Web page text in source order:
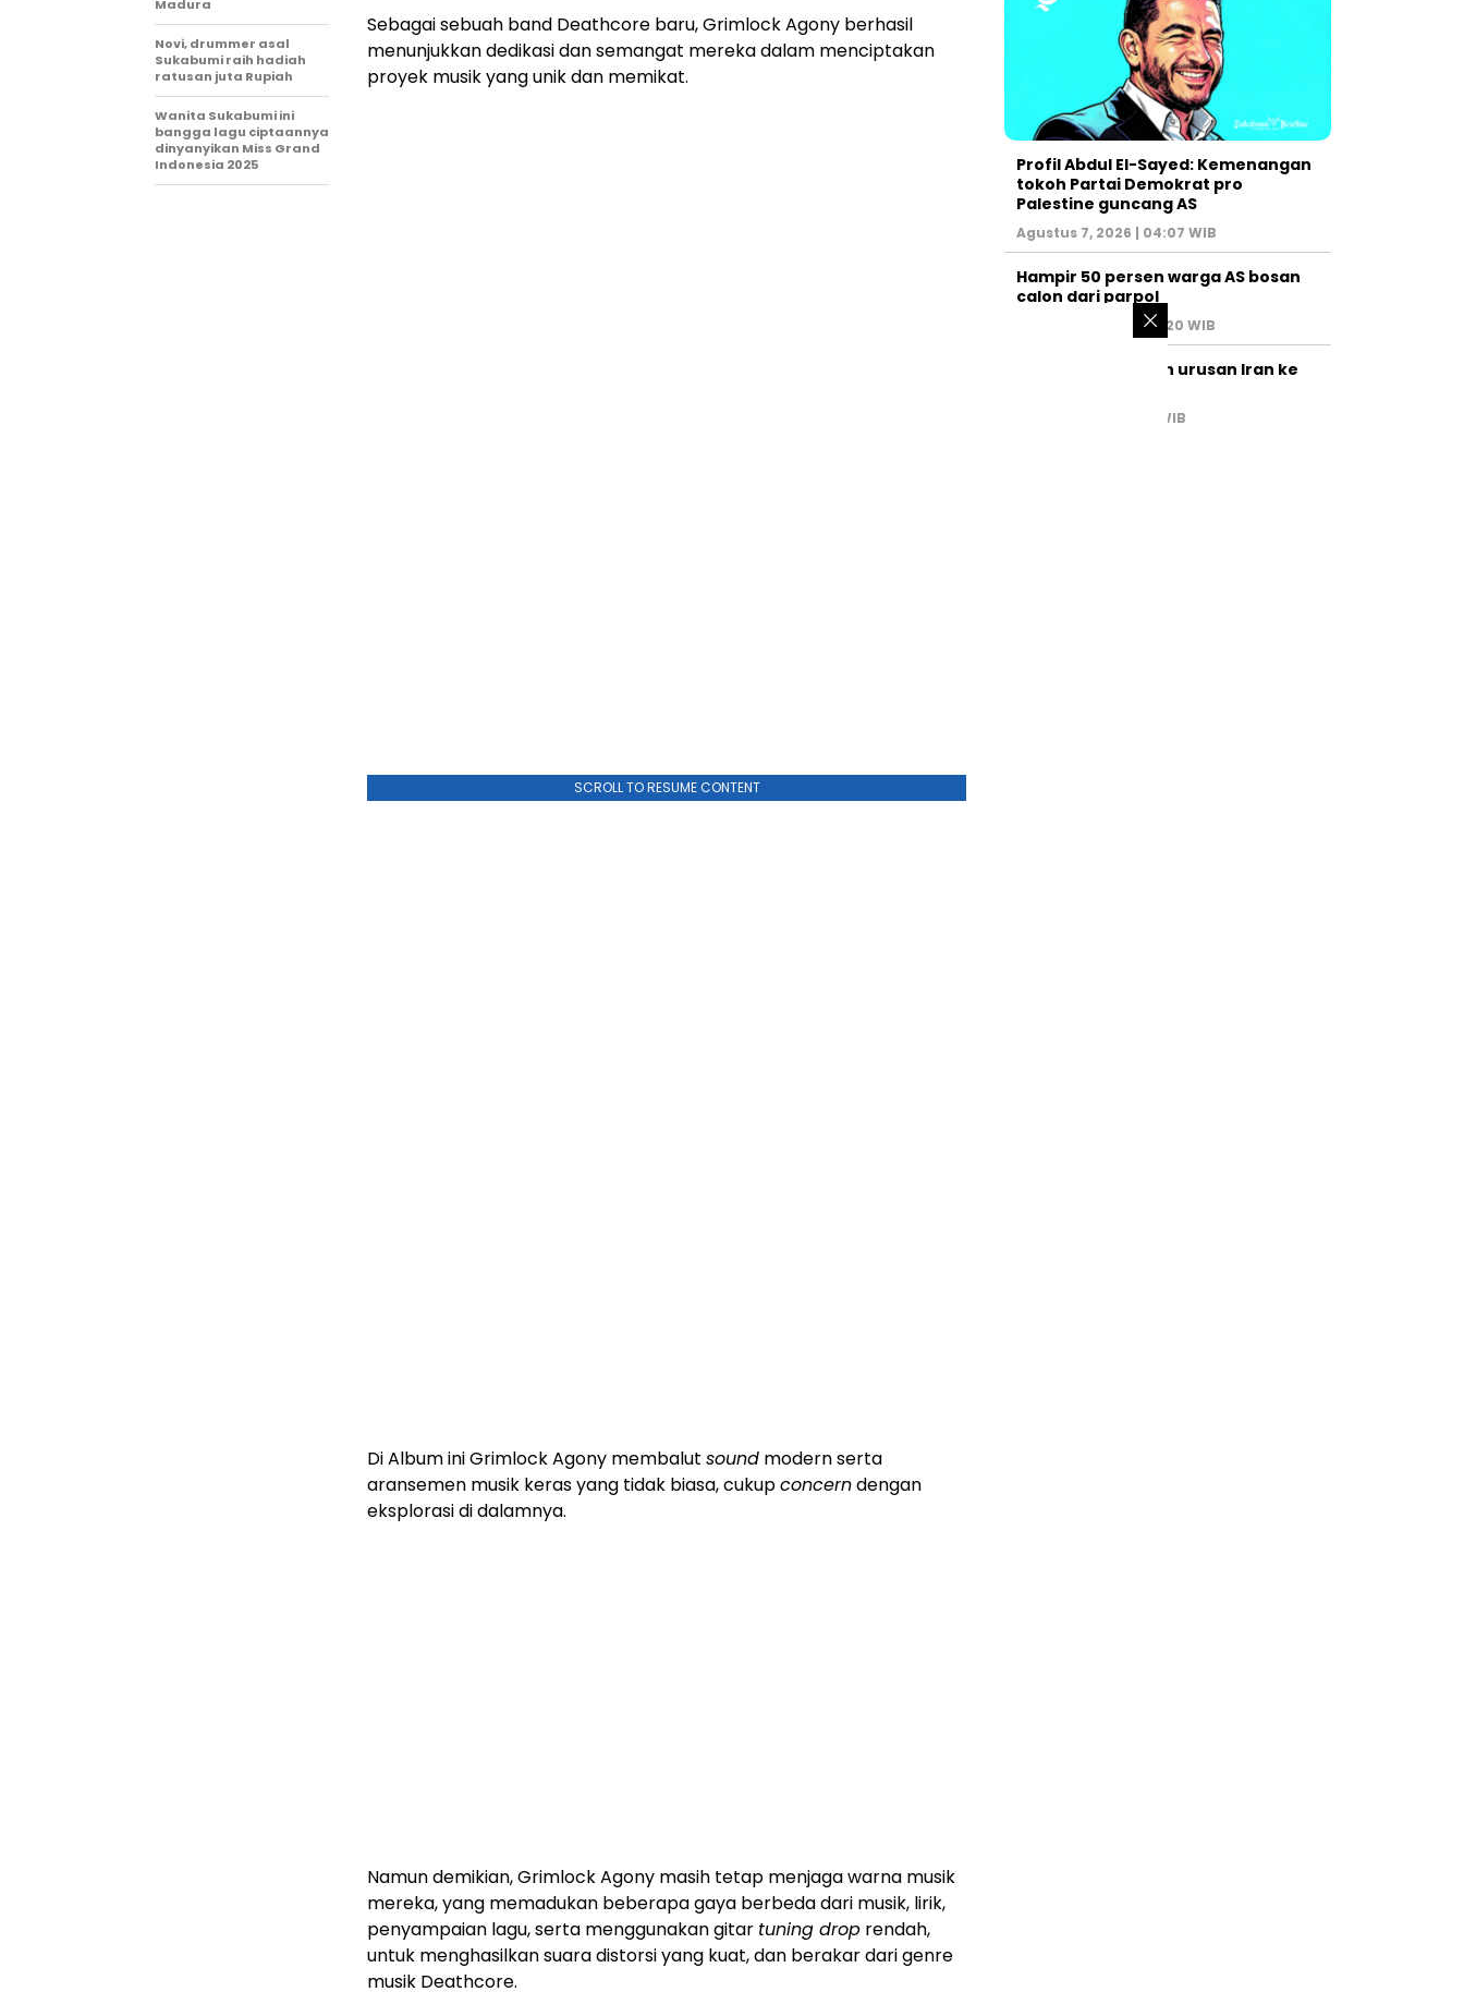
Sebagai sebuah band Deathcore baru, Grimlock Agony berhasil
menunjukkan dedikasi dan semangat mereka dalam menciptakan
proyek musik yang unik dan memikat.
SCROLL TO RESUME CONTENT
Di Album ini Grimlock Agony membalut sound modern serta
aransemen musik keras yang tidak biasa, cukupconcerndengan
eksplorasi di dalamnya.
Namun demikian, Grimlock Agony masih tetap menjaga warna musik
mereka, yang memadukan beberapa gaya berbeda dari musik, lirik,
penyampaian lagu, serta menggunakan gitar tuning drop rendah,
untuk menghasilkan suara distorsi yang kuat, dan berakar dari genre
musik Deathcore.
Madura
Novi, drummer asal
Sukabumi raih hadiah
ratusan juta Rupiah
Wanita Sukabumi ini
bangga lagu ciptaannya
dinyanyikan Miss Grand
Indonesia 2025
Profil Abdul El-Sayed: Kemenangan
tokoh Partai Demokrat pro
Palestine guncang AS
Agustus 7, 2026 | 04:07 WIB
Hampir 50 persen warga AS bosan
calon dari parpol
Agustus 6, 2026 | 07:20 WIB
PM Israel serahkan urusan Iran ke
Juli 31, 2026 | 02:47 WIB